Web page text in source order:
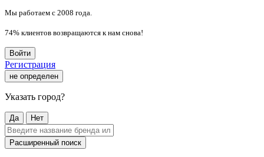
Мы работаем с 2008 года.
74% клиентов возвращаются к нам снова!
Войти
Регистрация
не определен
Указать город?
Да Нет
Расширенный поиск